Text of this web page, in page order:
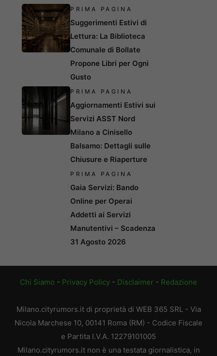
PRIMA PAGINA
Suggerimenti Estivi di
Lettura: La Biblioteca
Comunale di Bollate
Propone Libri per Ogni
Gusto
PRIMA PAGINA
Aggiornamenti Estivi sui
Servizi ASST Nord
Milano a Cinisello
Balsamo: Dettagli sulle
Chiusure e Riaperture
PRIMA PAGINA
Gaia Servizi: Bando
Online per Operai
Addetti ai Servizi
Manutentivi – Scadenza
31 Agosto 2026
Chi Siamo - Privacy Policy - Disclaimer - Redazione
Milano.cityrumors.it di proprietà di WEB 365 SRL - Via
Nicola Marchese 10, 00141 Roma (RM) - Codice Fiscale
e Partita I.V.A. 12279101005
Milano.cityrumors.it non è una testata giornalistica, in